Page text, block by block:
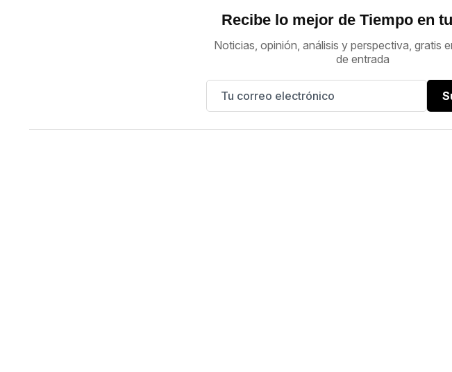
Recibe lo mejor de Tiempo en
Noticias, opinión, análisis y perspectiva, gratis
de entrada